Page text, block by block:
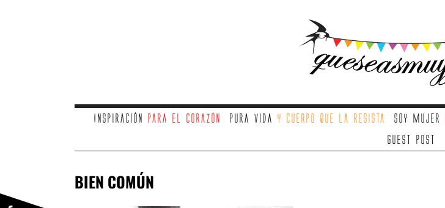
Inspiración para el corazón Pura vida y cuerpo que la resista Soy mujer
Guest Post
BIEN COMÚN